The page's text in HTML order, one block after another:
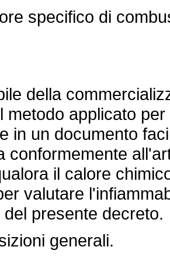
specifico di
della
metodo applicato
in un documento
conformemente
il calore
valutare
presente decreto.
generali.